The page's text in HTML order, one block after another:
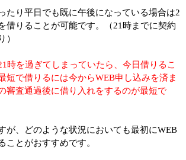
たり平日でも既に午後になっている場合は2
借りることが可能です。（21時までに契約
）
時を過ぎてしまっていたら、今日借りるこ
短で借りるには今からWEB申し込みを済ま
審査通過後に借り入れをするのが最短で
が、どのような状況においても最初にWEB
ことがおすすめです。